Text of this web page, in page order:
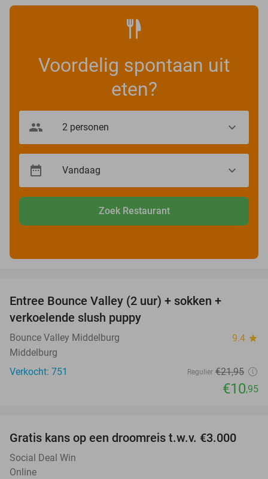
Voordelig spontaan uit
eten?
Zoek Restaurant
Entree Bounce Valley (2 uur) + sokken +
verkoelende slush puppy
Bounce Valley Middelburg 9.4 star
Middelburg
Verkocht: 751
Regulier €21,95
€10,95
Gratis kans op een droomreis t.w.v. €3.000
Social Deal Win
Online